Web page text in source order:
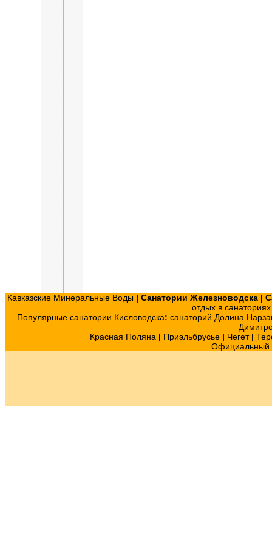
Кавказские Минеральные Воды | Санатории Железноводска |
отдых в
Популярные санатории Кисловодска: санаторий Долина
Красная Поляна | Приэльбрусье| Чегет|
Официальный